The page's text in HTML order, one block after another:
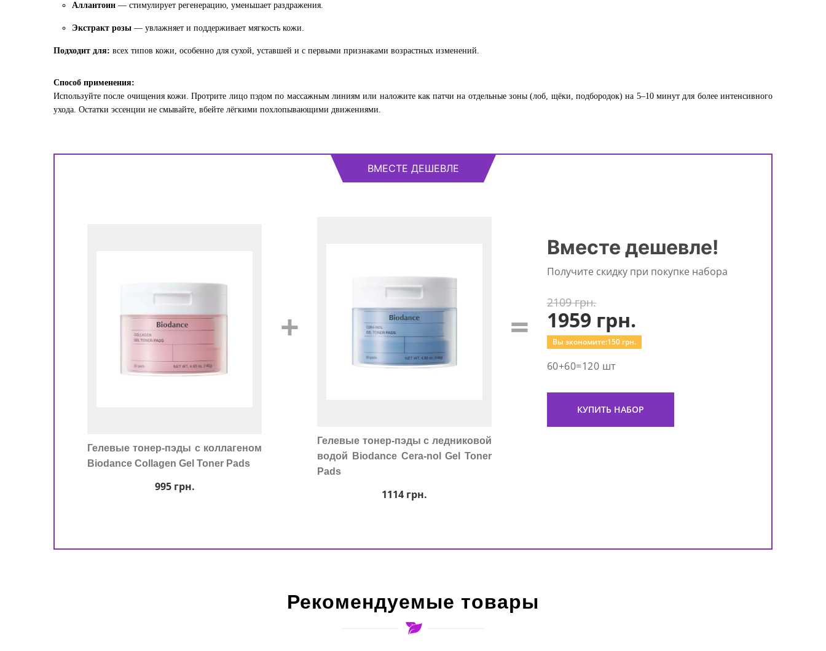
Аллантоин — стимулирует регенерацию, уменьшает раздражения.
Экстракт розы — увлажняет и поддерживает мягкость кожи.
Подходит для: всех типов кожи, особенно для сухой, уставшей и с первыми признаками возрастных изменений.
Способ применения:
Используйте после очищения кожи. Протрите лицо пэдом по массажным линиям или наложите как патчи на отдельные зоны (лоб, щёки, подбородок) на 5–10 минут для более интенсивного
ухода. Остатки эссенции не смывайте, вбейте лёгкими похлопывающими движениями.
ВМЕСТЕ ДЕШЕВЛЕ
Гелевые тонер-пэды с коллагеном
Biodance Collagen Gel Toner Pads
995грн.
+
Гелевые тонер-пэды с ледниковой
водой Biodance Cera-nol Gel Toner
Pads
1114 грн.
=
Вместе дешевле!
Получите скидку при покупке набора
2109 грн.
1959 грн.
Вы экономите:150 грн.
60+60=120 шт
КУПИТЬ НАБОР
Рекомендуемые товары